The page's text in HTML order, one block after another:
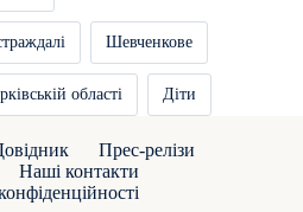
Шевченкове
області Діти
Прес-релізи
Наші контакти